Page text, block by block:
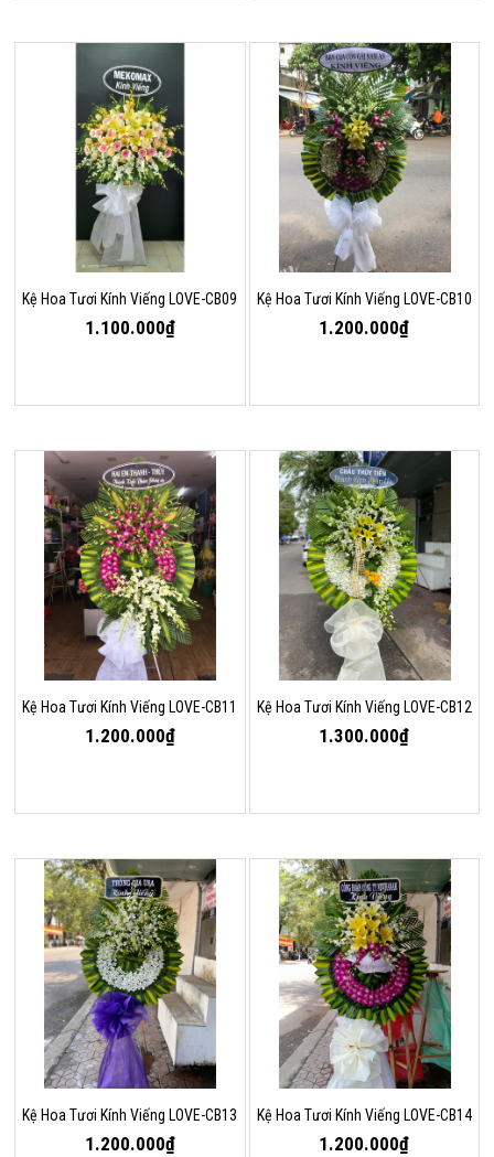
Kệ Hoa Tươi Kính Viếng LOVE-CB09
1.100.000₫
Kệ Hoa Tươi Kính Viếng LOVE-CB10
1.200.000₫
Kệ Hoa Tươi Kính Viếng LOVE-CB11
1.200.000₫
Kệ Hoa Tươi Kính Viếng LOVE-CB12
1.300.000₫
Kệ Hoa Tươi Kính Viếng LOVE-CB13
1.200.000₫
Kệ Hoa Tươi Kính Viếng LOVE-CB14
1.200.000₫